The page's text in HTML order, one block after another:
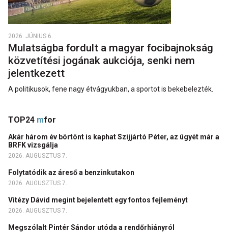
2026. JÚNIUS 6.
Mulatságba fordult a magyar focibajnokság
közvetítési jogának aukciója, senki nem
jelentkezett
A politikusok, fene nagy étvágyukban, a sportot is bekebelezték.
TOP24 mfor
Akár három év börtönt is kaphat Szijjártó Péter, az ügyét már a
BRFK vizsgálja
2026. AUGUSZTUS 7.
Folytatódik az áreső a benzinkutakon
2026. AUGUSZTUS 7.
Vitézy Dávid megint bejelentett egy fontos fejleményt
2026. AUGUSZTUS 7.
Megszólalt Pintér Sándor utóda a rendőrhiányról